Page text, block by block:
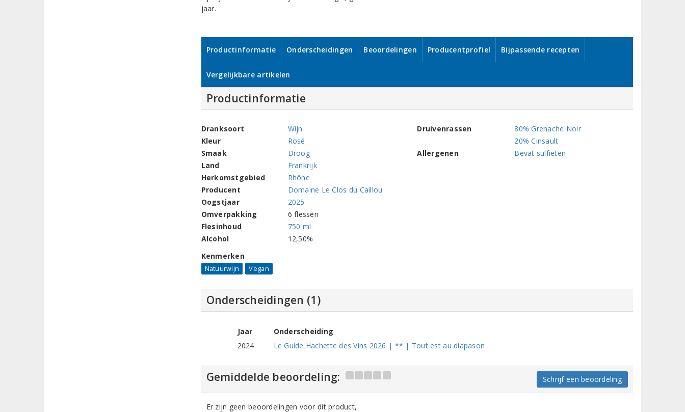
jaar.
Productinformatie Onderscheidingen Beoordelingen Producentprofiel Bijpassende recepten
Vergelijkbare artikelen
Productinformatie
Dranksoort
Wijn
Kleur
Rosé
Smaak
Droog
Land
Frankrijk
Herkomstgebied
Rhône
Producent
Domaine Le Clos du Caillou
Oogstjaar
2025
Omverpakking
6 flessen
Flesinhoud
750 ml
Alcohol
12,50%
Druivenrassen
80% Grenache Noir
20% Cinsault
Allergenen
Bevat sulfieten
Kenmerken
Natuurwijn Vegan
Onderscheidingen (1)
Jaar
Onderscheiding
2024
Le Guide Hachette des Vins 2026 | ** | Tout est au diapason
Gemiddelde beoordeling: Schrijf een beoordeling
Er zijn geen beoordelingen voor dit product,